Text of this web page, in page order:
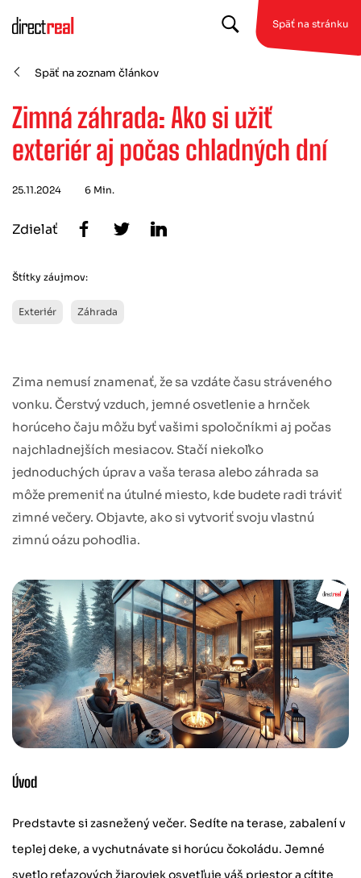
Späť na stránku
Späť na zoznam článkov
Zimná záhrada: Ako si užiť
exteriér aj počas chladných dní
25.11.2024 6 Min.
Zdielať
Štítky záujmov:
Exteriér Záhrada
Zima nemusí znamenať, že sa vzdáte času stráveného
vonku. Čerstvý vzduch, jemné osvetlenie a hrnček
horúceho čaju môžu byť vašimi spoločníkmi aj počas
najchladnejších mesiacov. Stačí niekoľko
jednoduchých úprav a vaša terasa alebo záhrada sa
môže premeniť na útulné miesto, kde budete radi tráviť
zimné večery. Objavte, ako si vytvoriť svoju vlastnú
zimnú oázu pohodlia.
Úvod
Predstavte si zasnežený večer. Sedíte na terase, zabalení v
teplej deke, a vychutnávate si horúcu čokoládu. Jemné
svetlo reťazových žiaroviek osvetľuje váš priestor a cítite